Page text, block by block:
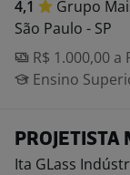
4,1 Grupo
São Paulo - SP
R$ 1.000,00 a
Ensino
Ita GLass